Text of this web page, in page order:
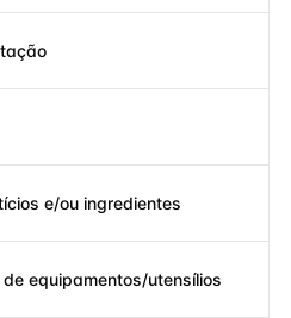
e/ou ingredientes
equipamentos/utensílios